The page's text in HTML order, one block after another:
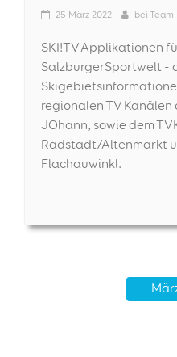
25 März 2022 bei Team
SKI!TV Applikationen
SalzburgerSportwelt -
regionalen TV Kanälen
JOhann, sowie dem
Radstadt/Altenmarkt
Flachauwinkl.